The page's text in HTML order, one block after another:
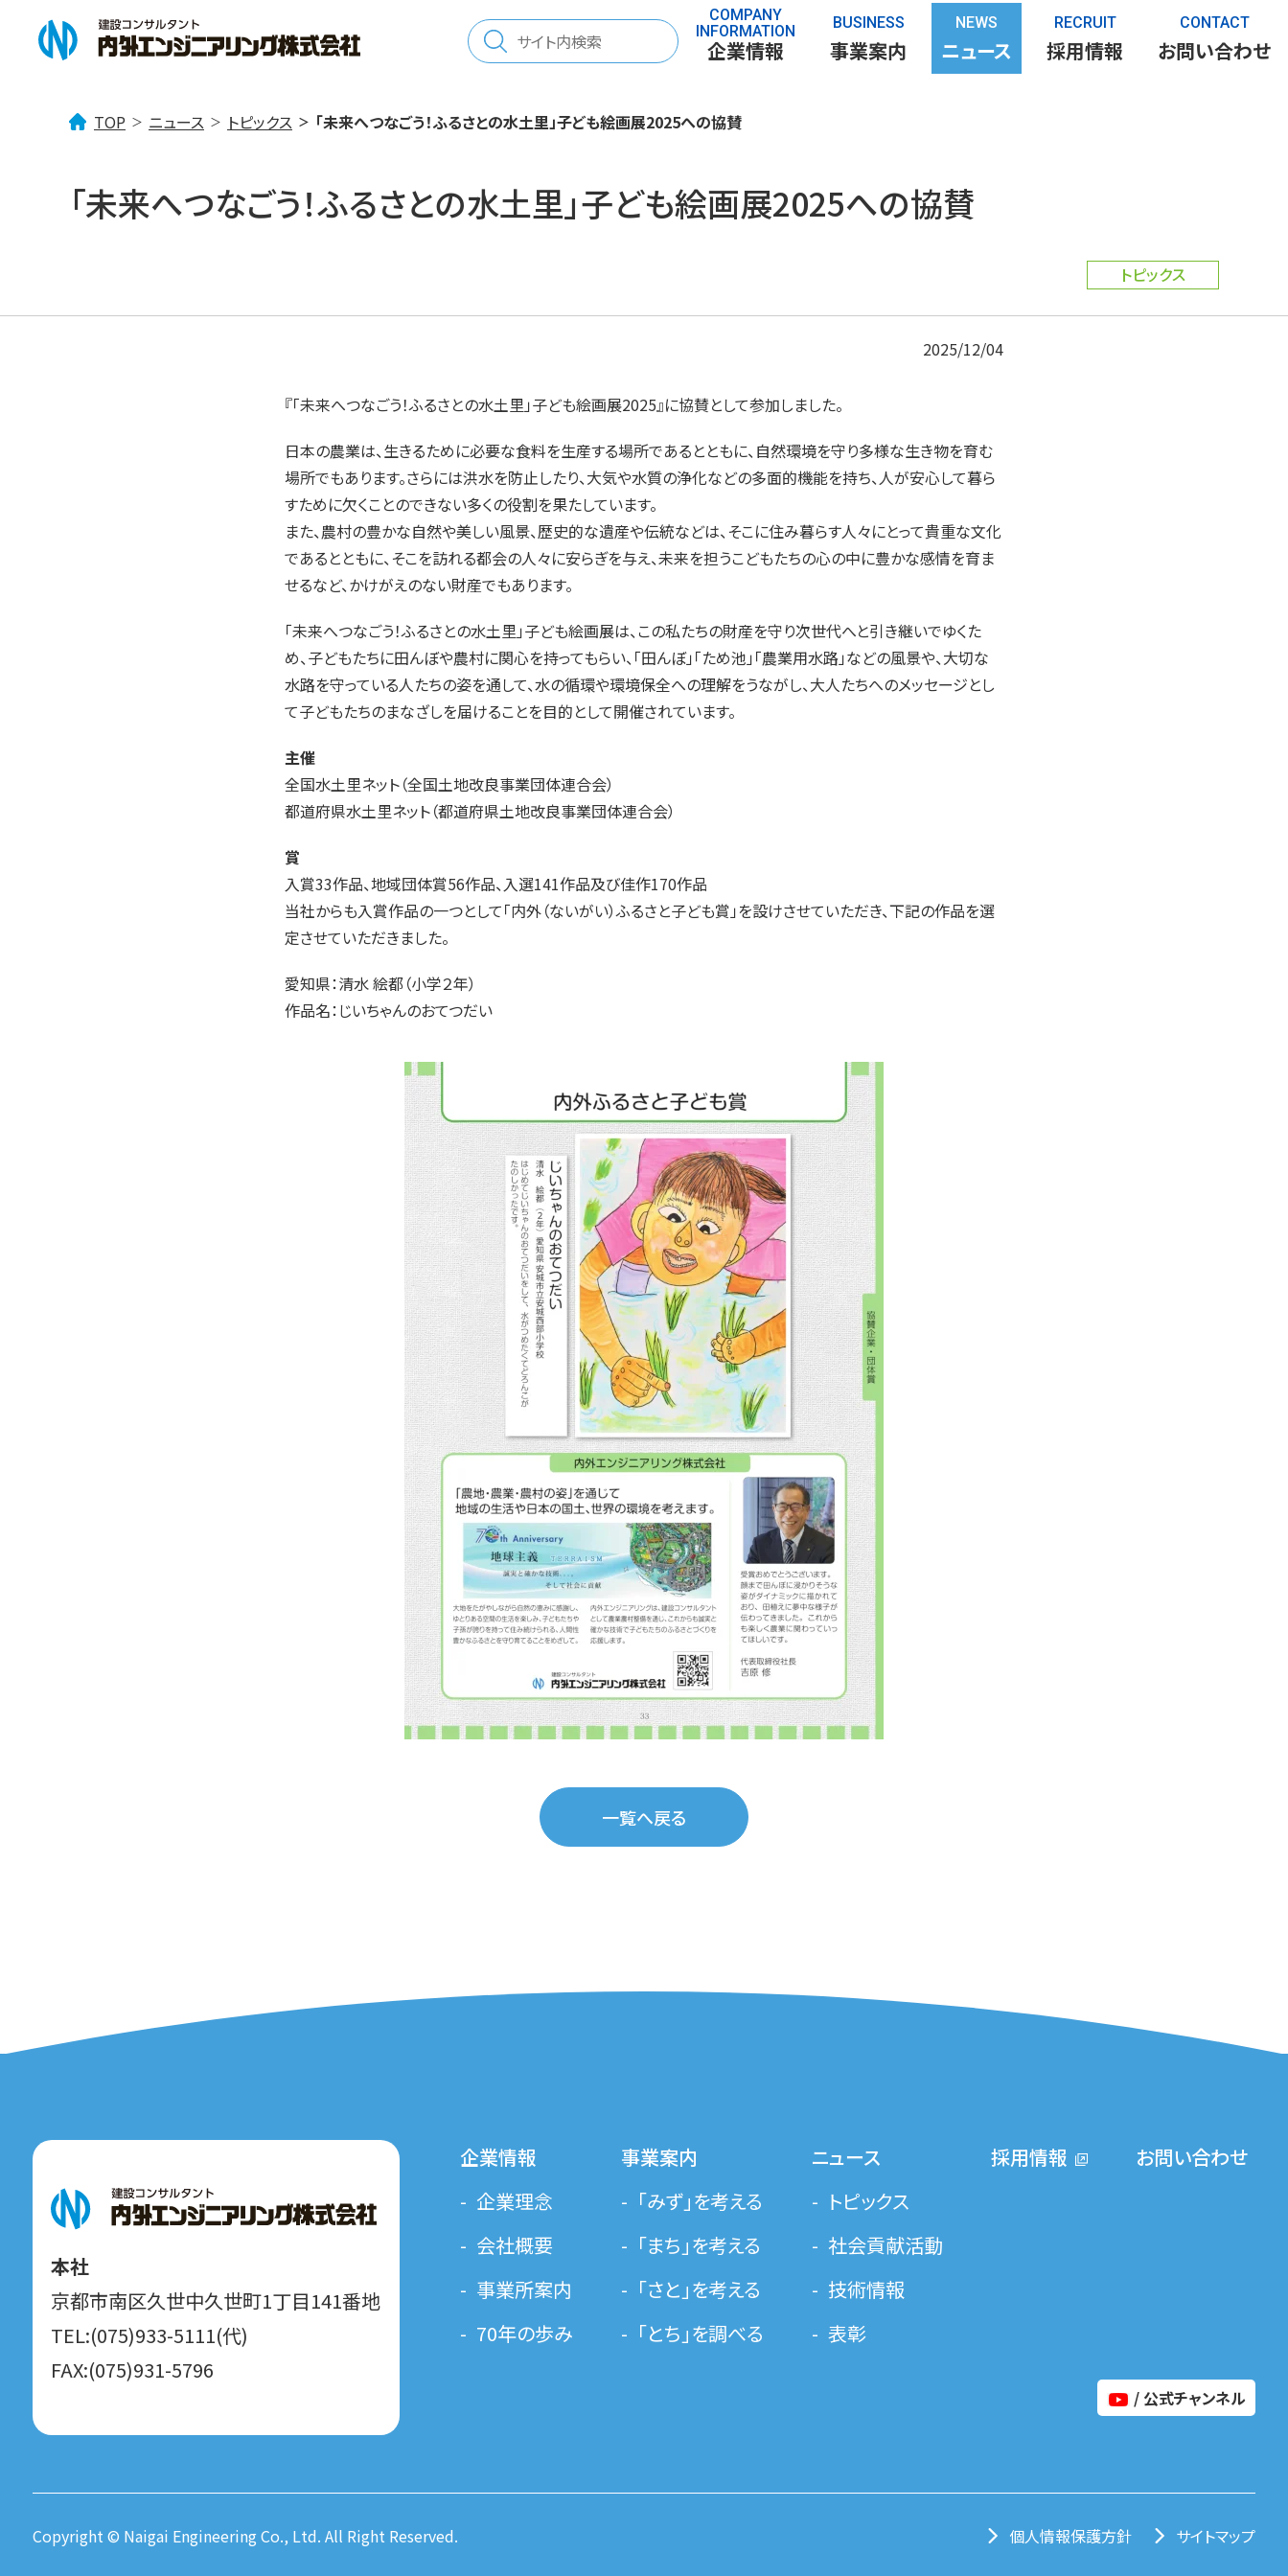
検
索:
COMPANY
INFORMATION
企業情報
BUSINESS
事業案内
NEWS
ニュース
RECRUIT
採用情報
CONTACT
お問い合わせ
TOP ニュース トピックス 「未来へつなごう！ふるさとの水土里」子ども絵画展2025への協賛
「未来へつなごう！ふるさとの水土里」子ども絵画展2025への協賛
トピックス
2025/12/04
『「未来へつなごう！ふるさとの水土里」子ども絵画展2025』に協賛として参加しました。
日本の農業は、生きるために必要な食料を生産する場所であるとともに、自然環境を守り多様な生き物を育む
場所でもあります。さらには洪水を防止したり、大気や水質の浄化などの多面的機能を持ち、人が安心して暮ら
すために欠くことのできない多くの役割を果たしています。
また、農村の豊かな自然や美しい風景、歴史的な遺産や伝統などは、そこに住み暮らす人々にとって貴重な文化
であるとともに、そこを訪れる都会の人々に安らぎを与え、未来を担うこどもたちの心の中に豊かな感情を育ま
せるなど、かけがえのない財産でもあります。
「未来へつなごう！ふるさとの水土里」子ども絵画展は、この私たちの財産を守り次世代へと引き継いでゆくた
め、子どもたちに田んぼや農村に関心を持ってもらい、「田んぼ」「ため池」「農業用水路」などの風景や、大切な
水路を守っている人たちの姿を通して、水の循環や環境保全への理解をうながし、大人たちへのメッセージとし
て子どもたちのまなざしを届けることを目的として開催されています。
主催
全国水土里ネット（全国土地改良事業団体連合会）
都道府県水土里ネット（都道府県土地改良事業団体連合会）
賞
入賞33作品、地域団体賞56作品、入選141作品及び佳作170作品
当社からも入賞作品の一つとして「内外（ないがい）ふるさと子ども賞」を設けさせていただき、下記の作品を選
定させていただきました。
愛知県：清水 絵都（小学２年）
作品名：じいちゃんのおてつだい
一覧へ戻る
本社
京都市南区久世中久世町1丁目141番地
TEL:(075)933-5111(代)
FAX:(075)931-5796
企業情報
企業理念
会社概要
事業所案内
70年の歩み
事業案内
「みず」を考える
「まち」を考える
「さと」を考える
「とち」を調べる
ニュース
トピックス
社会貢献活動
技術情報
表彰
採用情報 お問い合わせ
/ 公式チャンネル
Copyright © Naigai Engineering Co., Ltd. All Right Reserved. 個人情報保護方針 サイトマップ